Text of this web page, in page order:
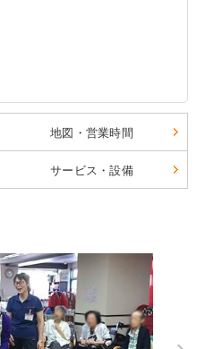
地図・営業時間
サービス・設備